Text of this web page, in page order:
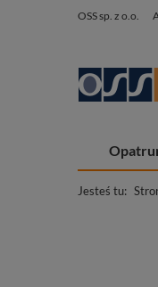
OSS sp. z o.o.
Jesteś tu: